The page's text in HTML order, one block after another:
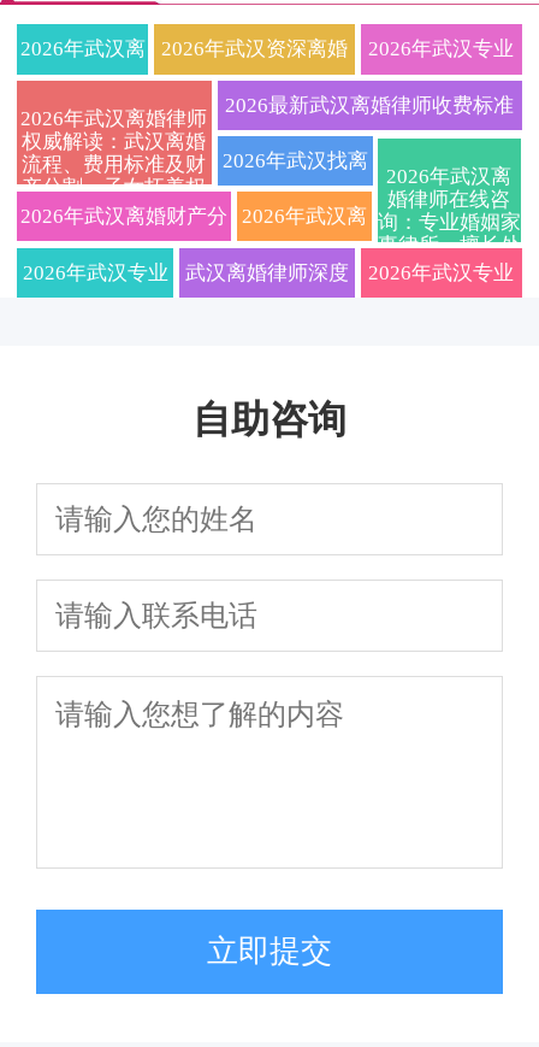
2026年武汉离
度解析：离婚
财产如何分
割、子女抚养
权争取、婚内
2026年武汉资深离婚
律师团队，专注婚姻
家事纠纷，提供离婚
财产分割、子女抚养
权、债务协商等一站
式法律服务，免费在
2026年武汉专业
离婚律师在线咨
婚财产分割、抚
养权争议，本地
律师一对一指导
2026年武汉离婚律师
权威解读：武汉离婚
流程、费用标准及财
产分割、子女抚养权
争议解决策略，免费
咨询获取专属离婚方
案
2026最新武汉离婚律师收费标准
及离婚流程详解，财产分割、抚
养权争夺、离婚协议避坑指南
2026年武汉找离
婚律师必看：协
议离婚与诉讼离
分割子女抚养问
2026年武汉离婚财产分
割与子女抚养权纠纷一
2026年武汉离
婚律师费用标
在线免费咨
诉讼/协议离婚
财产分割抚养
权解决方案
2026年武汉离
婚律师在线咨
询：专业婚姻家
事律所，擅长处
理离婚财产纠
纷、子女抚养权
2026年武汉专业
财产分割及子女
费评估离婚律师
武汉离婚律师深度
分割子女抚养权全
2026年武汉专业
自助咨询
立即提交